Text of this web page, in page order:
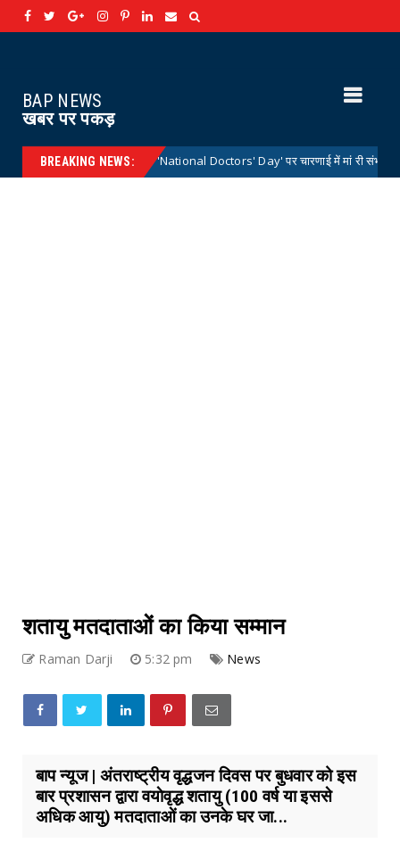
BAP NEWS
खबर पर पकड़
BREAKING NEWS:
राष्ट्रीय डॉक्टर्स डे 'National Doctors' Day' पर चारणाई में मां री संभाल कार्यक्रम
शतायु मतदाताओं का किया सम्मान
Raman Darji 5:32 pm News
बाप न्यूज | अंतराष्ट्रीय वृद्धजन दिवस पर बुधवार को इस
बार प्रशासन द्वारा वयाेवृद्ध शतायु (100 वर्ष या इससे
अधिक आयु) मतदाताओं का उनके घर जा...